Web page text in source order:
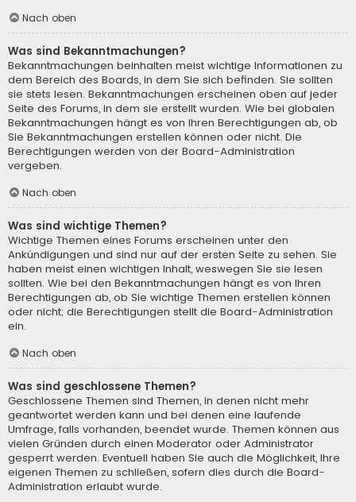
Nach oben
Was sind Bekanntmachungen?
Bekanntmachungen beinhalten meist wichtige Informationen zu
dem Bereich des Boards, in dem Sie sich befinden. Sie sollten
sie stets lesen. Bekanntmachungen erscheinen oben auf jeder
Seite des Forums, in dem sie erstellt wurden. Wie bei globalen
Bekanntmachungen hängt es von Ihren Berechtigungen ab, ob
Sie Bekanntmachungen erstellen können oder nicht. Die
Berechtigungen werden von der Board-Administration
vergeben.
Nach oben
Was sind wichtige Themen?
Wichtige Themen eines Forums erscheinen unter den
Ankündigungen und sind nur auf der ersten Seite zu sehen. Sie
haben meist einen wichtigen Inhalt, weswegen Sie sie lesen
sollten. Wie bei den Bekanntmachungen hängt es von Ihren
Berechtigungen ab, ob Sie wichtige Themen erstellen können
oder nicht; die Berechtigungen stellt die Board-Administration
ein.
Nach oben
Was sind geschlossene Themen?
Geschlossene Themen sind Themen, in denen nicht mehr
geantwortet werden kann und bei denen eine laufende
Umfrage, falls vorhanden, beendet wurde. Themen können aus
vielen Gründen durch einen Moderator oder Administrator
gesperrt werden. Eventuell haben Sie auch die Möglichkeit, Ihre
eigenen Themen zu schließen, sofern dies durch die Board-
Administration erlaubt wurde.